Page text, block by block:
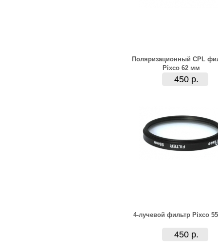
Поляризационный CPL
Pixco 62 мм
450 р.
4-лучевой фильтр Pixco
450 р.